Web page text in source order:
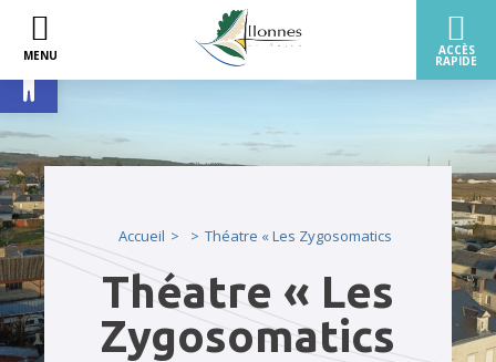
Ouvrir la barre d’outils
Accueil Théatre « Les Zygosomatics
Théatre « Les
Zygosomatics